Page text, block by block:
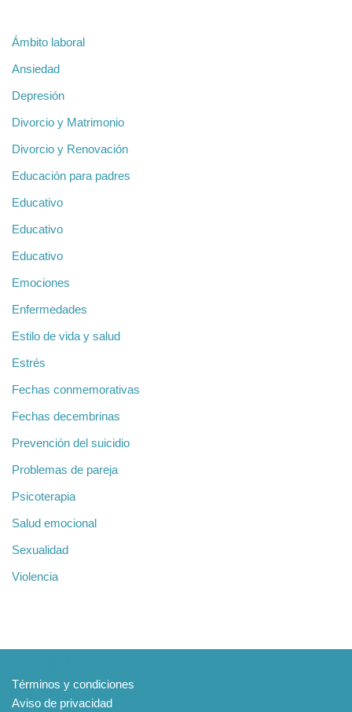
Ámbito laboral
Ansiedad
Depresión
Divorcio y Matrimonio
Divorcio y Renovación
Educación para padres
Educativo
Educativo
Educativo
Emociones
Enfermedades
Estilo de vida y salud
Estrés
Fechas conmemorativas
Fechas decembrinas
Prevención del suicidio
Problemas de pareja
Psicoterapia
Salud emocional
Sexualidad
Violencia
Términos y condiciones
Aviso de privacidad